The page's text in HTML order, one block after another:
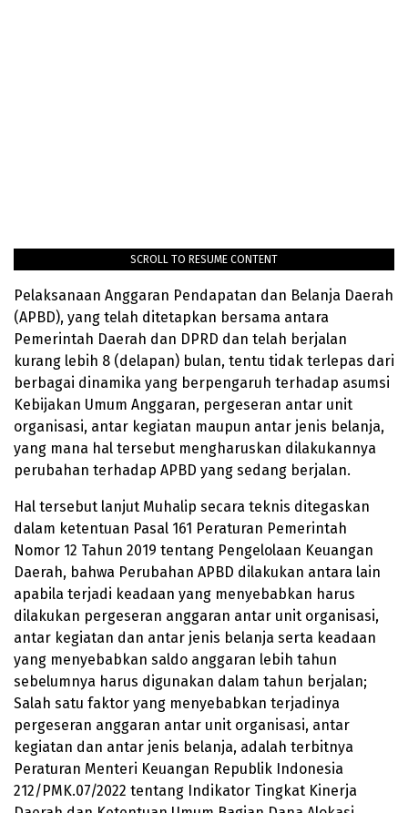
SCROLL TO RESUME CONTENT
Pelaksanaan Anggaran Pendapatan dan Belanja Daerah
(APBD), yang telah ditetapkan bersama antara
Pemerintah Daerah dan DPRD dan telah berjalan
kurang lebih 8 (delapan) bulan, tentu tidak terlepas dari
berbagai dinamika yang berpengaruh terhadap asumsi
Kebijakan Umum Anggaran, pergeseran antar unit
organisasi, antar kegiatan maupun antar jenis belanja,
yang mana hal tersebut mengharuskan dilakukannya
perubahan terhadap APBD yang sedang berjalan.
Hal tersebut lanjut Muhalip secara teknis ditegaskan
dalam ketentuan Pasal 161 Peraturan Pemerintah
Nomor 12 Tahun 2019 tentang Pengelolaan Keuangan
Daerah, bahwa Perubahan APBD dilakukan antara lain
apabila terjadi keadaan yang menyebabkan harus
dilakukan pergeseran anggaran antar unit organisasi,
antar kegiatan dan antar jenis belanja serta keadaan
yang menyebabkan saldo anggaran lebih tahun
sebelumnya harus digunakan dalam tahun berjalan;
Salah satu faktor yang menyebabkan terjadinya
pergeseran anggaran antar unit organisasi, antar
kegiatan dan antar jenis belanja, adalah terbitnya
Peraturan Menteri Keuangan Republik Indonesia
212/PMK.07/2022 tentang Indikator Tingkat Kinerja